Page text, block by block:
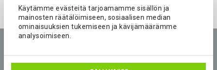
Käytämme evästeitä tarjoamamme sisällön ja
mainosten räätälöimiseen, sosiaalisen median
ominaisuuksien tukemiseen ja kävijämäärämme
analysoimiseen.
Tarjouspyyntö
Peliasut ja seura-asut joukkueelle